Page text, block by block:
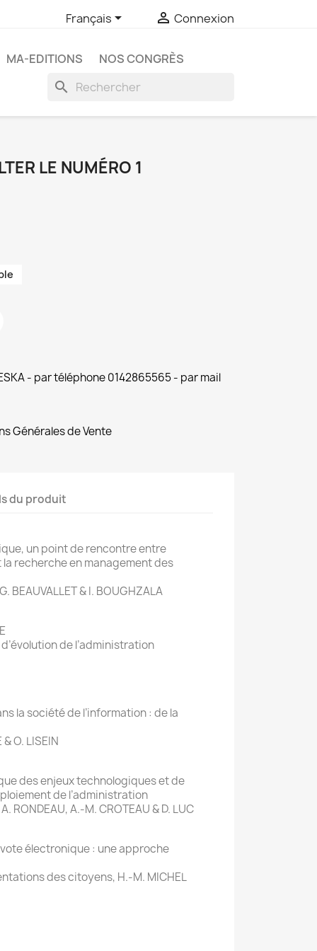
Français  Connexion
MA-EDITIONS NOS CONGRÈS
search
LE NUMÉRO 1
- par téléphone 0142865565 - par mail
Générales de Vente
du produit
un point de rencontre entre
recherche en management des
BEAUVALLET & I. BOUGHZALA
de l’administration
la société de l’information : de la
O. LISEIN
des enjeux technologiques et de
de l’administration
RONDEAU, A.-M. CROTEAU & D. LUC
électronique : une approche
des citoyens, H.-M. MICHEL